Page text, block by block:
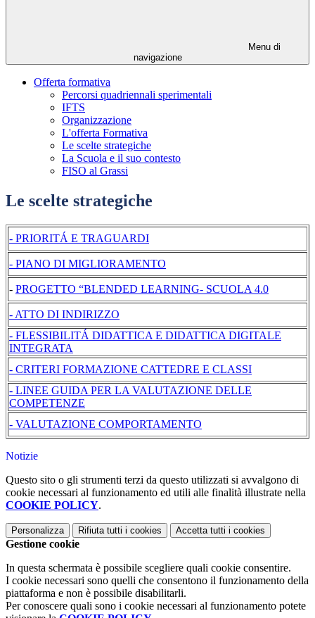
Menu di
navigazione
Offerta formativa
Percorsi quadriennali sperimentali
IFTS
Organizzazione
L'offerta Formativa
Le scelte strategiche
La Scuola e il suo contesto
FISO al Grassi
Le scelte strategiche
- PRIORITÁ E TRAGUARDI
- PIANO DI MIGLIORAMENTO
- PROGETTO “BLENDED LEARNING- SCUOLA 4.0
- ATTO DI INDIRIZZO
- FLESSIBILITÁ DIDATTICA E DIDATTICA DIGITALE
INTEGRATA
- CRITERI FORMAZIONE CATTEDRE E CLASSI
- LINEE GUIDA PER LA VALUTAZIONE DELLE
COMPETENZE
- VALUTAZIONE COMPORTAMENTO
Notizie
Questo sito o gli strumenti terzi da questo utilizzati si avvalgono di
cookie necessari al funzionamento ed utili alle finalità illustrate nella
COOKIE POLICY.
Personalizza Rifiuta tutti i cookies Accetta tutti i cookies
Gestione cookie
In questa schermata è possibile scegliere quali cookie consentire.
I cookie necessari sono quelli che consentono il funzionamento della
piattaforma e non è possibile disabilitarli.
Per conoscere quali sono i cookie necessari al funzionamento potete